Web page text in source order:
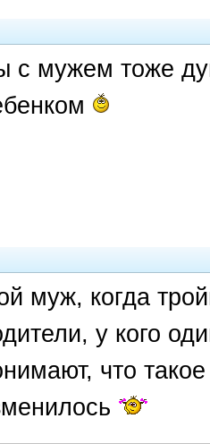
с мужем тоже
муж, когда
у кого
что